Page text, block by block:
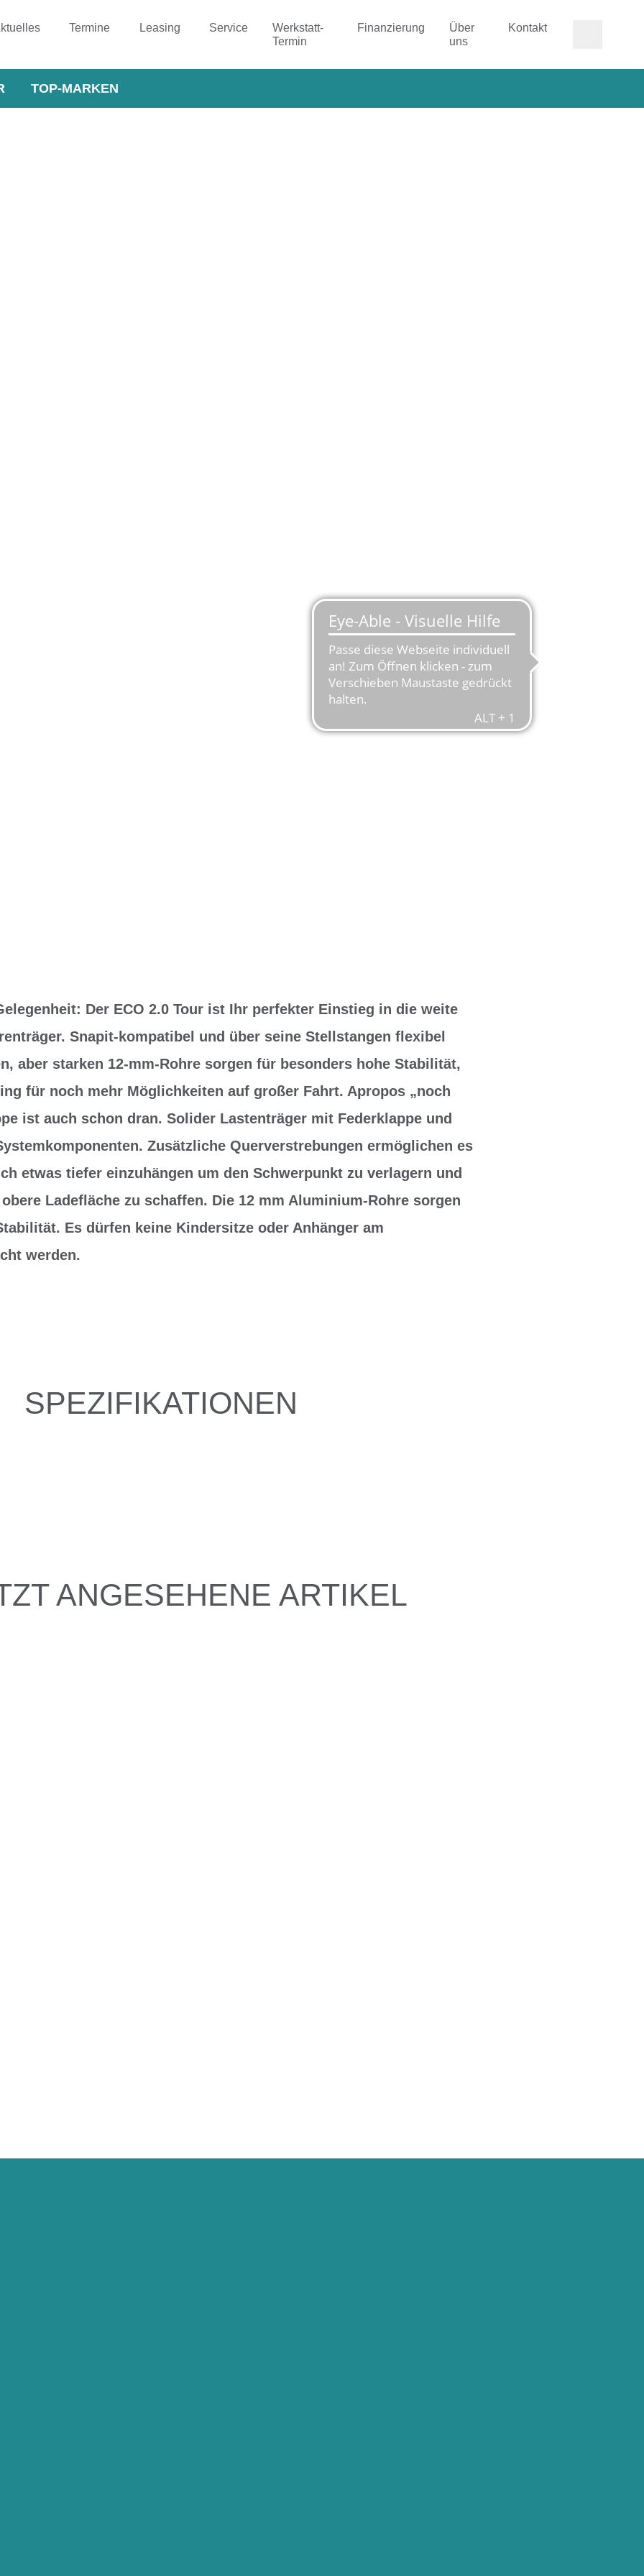
Termine Leasing Service
Werkstatt-
Termin
Finanzierung
Über
uns
Kontakt
TOP-MARKEN
Der ECO 2.0 Tour ist Ihr perfekter Einstieg in die weite
Snapit-kompatibel und über seine Stellstangen flexibel
aber starken 12-mm-Rohre sorgen für besonders hohe Stabilität,
für noch mehr Möglichkeiten auf großer Fahrt. Apropos „noch
ist auch schon dran. Solider Lastenträger mit Federklappe und
Zusätzliche Querverstrebungen ermöglichen es
etwas tiefer einzuhängen um den Schwerpunkt zu verlagern und
Ladefläche zu schaffen. Die 12 mm Aluminium-Rohre sorgen
Es dürfen keine Kindersitze oder Anhänger am
werden.
SPEZIFIKATIONEN
ANGESEHENE ARTIKEL